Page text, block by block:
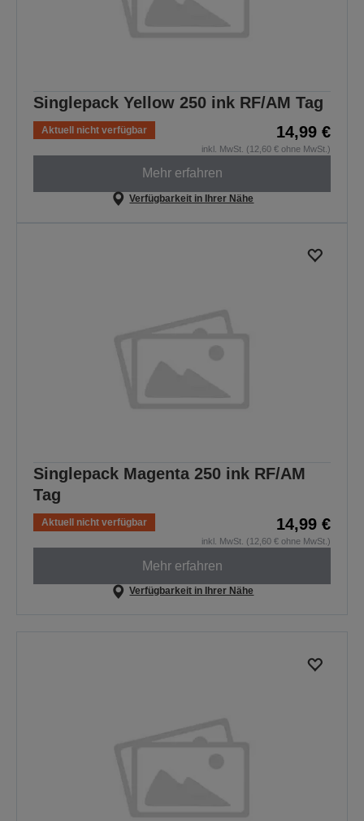
Singlepack Yellow 250 ink RF/AM Tag
Aktuell nicht verfügbar 14,99 €
inkl. MwSt. (12,60 € ohne MwSt.)
Mehr erfahren
Verfügbarkeit in Ihrer Nähe
Singlepack Magenta 250 ink RF/AM
Tag
Aktuell nicht verfügbar 14,99 €
inkl. MwSt. (12,60 € ohne MwSt.)
Mehr erfahren
Verfügbarkeit in Ihrer Nähe